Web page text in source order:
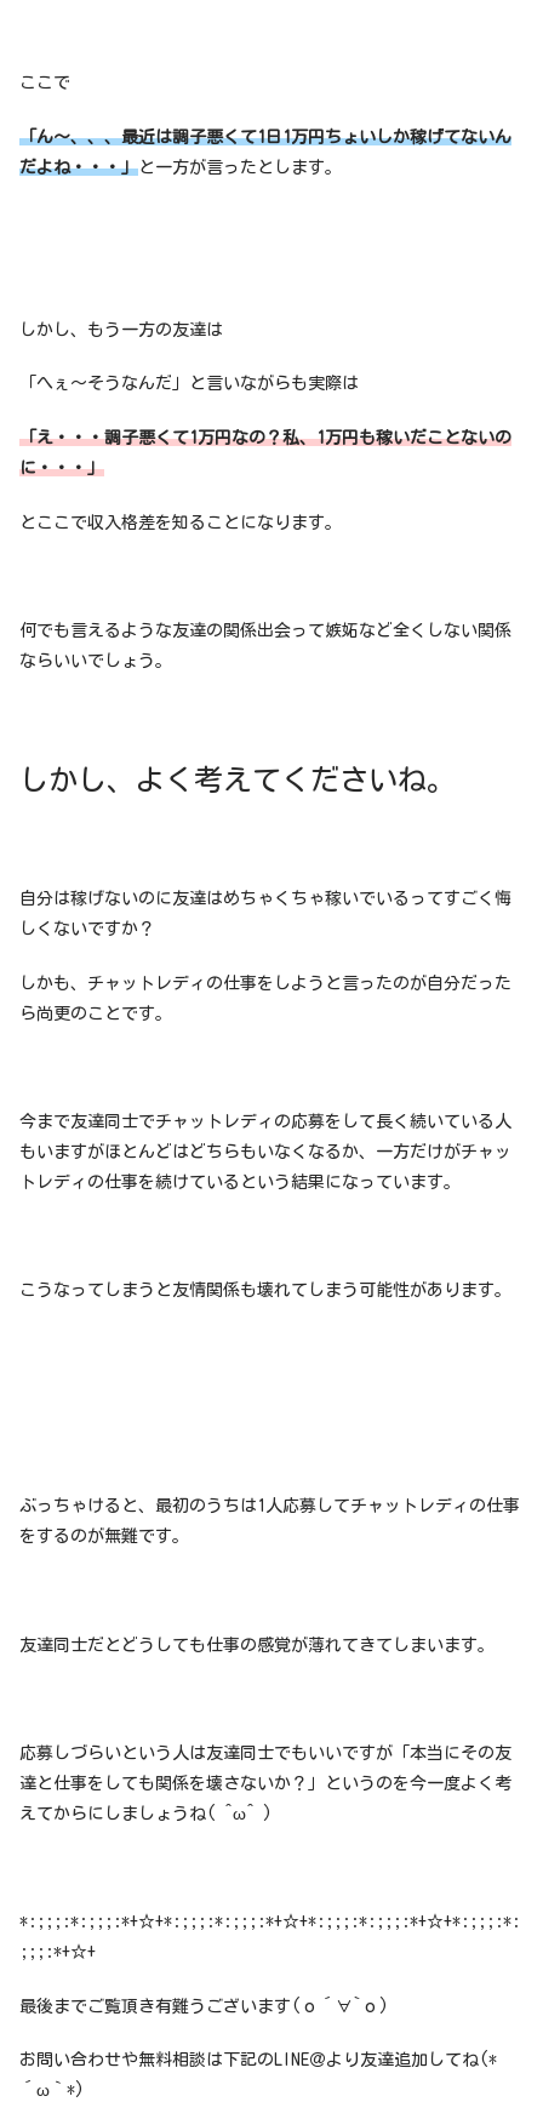
ここで
「ん〜、、、最近は調子悪くて1日1万円ちょいしか稼げてないん
だよね・・・」と一方が言ったとします。
しかし、もう一方の友達は
「へぇ〜そうなんだ」と言いながらも実際は
「え・・・調子悪くて1万円なの？私、1万円も稼いだことないの
に・・・」
とここで収入格差を知ることになります。
何でも言えるような友達の関係出会って嫉妬など全くしない関係
ならいいでしょう。
しかし、よく考えてくださいね。
自分は稼げないのに友達はめちゃくちゃ稼いでいるってすごく悔
しくないですか？
しかも、チャットレディの仕事をしようと言ったのが自分だった
ら尚更のことです。
今まで友達同士でチャットレディの応募をして長く続いている人
もいますがほとんどはどちらもいなくなるか、一方だけがチャッ
トレディの仕事を続けているという結果になっています。
こうなってしまうと友情関係も壊れてしまう可能性があります。
ぶっちゃけると、最初のうちは1人応募してチャットレディの仕事
をするのが無難です。
友達同士だとどうしても仕事の感覚が薄れてきてしまいます。
応募しづらいという人は友達同士でもいいですが「本当にその友
達と仕事をしても関係を壊さないか？」というのを今一度よく考
えてからにしましょうね( ^ω^ )
*:;;;:*:;;;:*+☆+*:;;;:*:;;;:*+☆+*:;;;:*:;;;:*+☆+*:;;;:*:
;;;:*+☆+
最後までご覧頂き有難うございます(о´∀`о)
お問い合わせや無料相談は下記のLINE＠より友達追加してね(*
´ω｀*)